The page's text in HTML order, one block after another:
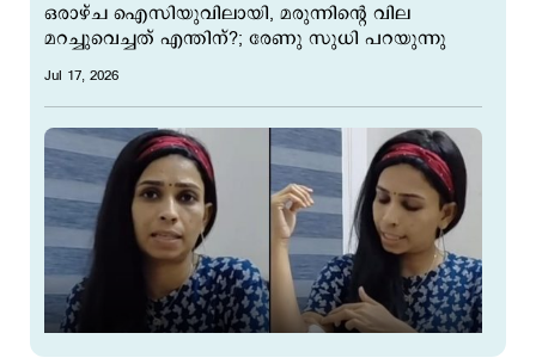
ഒരാഴ്ച ഐസിയുവിലായി, മരുന്നിന്റെ വില
മറച്ചുവെച്ചത് എന്തിന്?; രേണു സുധി പറയുന്നു
Jul 17, 2026